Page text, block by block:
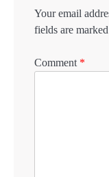
Your email
fields are marked
Comment *